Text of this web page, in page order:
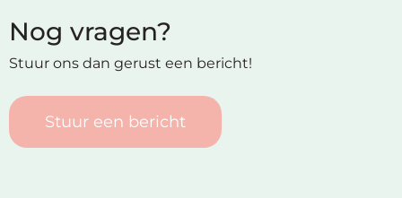
Nog vragen?
Stuur ons dan gerust een bericht!
Stuur een bericht